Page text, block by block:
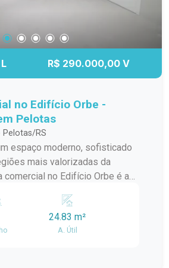
R$ 290.000,00 V
no Edifício Orbe -
Pelotas
Pelotas/RS
espaço moderno, sofisticado
mais valorizadas da
comercial no Edifício Orbe é a
oferece praticidade,
e um ambiente perfeito
desejam transmitir
24.83 m²
A. Útil